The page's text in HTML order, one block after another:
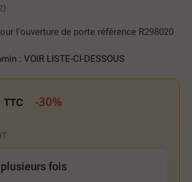
l'ouverture de porte référence R298020
: VOIR LISTE-CI-DESSOUS
TTC -30%
fois